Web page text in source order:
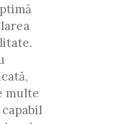
multe